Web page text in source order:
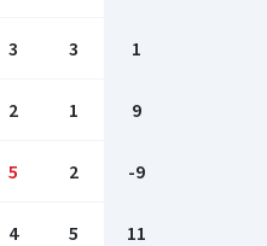
3 3 1
2 1 9
5 2 -9
4 5 11